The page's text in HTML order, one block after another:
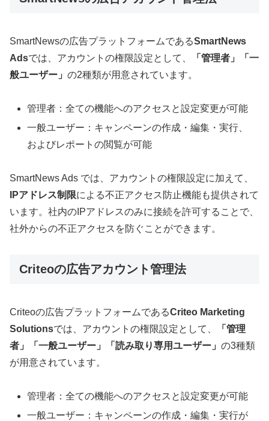
SmartNewsの広告プラットフォームであるSmartNews
Adsでは、アカウントの権限設定として、
「管理者」「一
般ユーザー」 の2種類が用意されています。
管理者：全ての機能へのアクセスと設定変更が可能
一般ユーザー：キャンペーンの作成・編集・実行、
およびレポートの閲覧が可能
SmartNews Ads では、アカウントの権限設定に加えて、
IPアドレス制限による不正アクセス防止機能も提供されて
います。社内のIPアドレスのみに接続を許可することで、
社外からの不正アクセスを防ぐことができます。
Criteoの広告アカウント管理法
Criteoの広告プラットフォームであるCriteo Marketing
Solutionsでは、アカウントの権限設定として、
「管理
者」「一般ユーザー」「読み取り専用ユーザー」 の3種類
が用意されています。
管理者：全ての機能へのアクセスと設定変更が可能
一般ユーザー：キャンペーンの作成・編集・実行が